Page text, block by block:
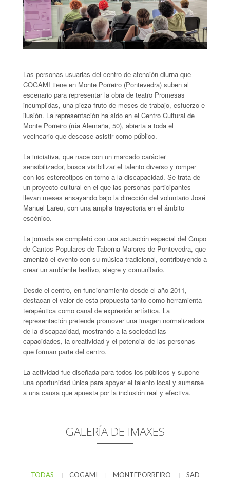
Las personas usuarias del centro de atención diurna que
COGAMI tiene en Monte Porreiro (Pontevedra) suben al
escenario para representar la obra de teatro Promesas
incumplidas, una pieza fruto de meses de trabajo, esfuerzo e
ilusión. La representación ha sido en el Centro Cultural de
Monte Porreiro (rúa Alemaña, 50), abierta a toda el
vecincario que desease asistir como público.
La iniciativa, que nace con un marcado carácter
sensibilizador, busca visibilizar el talento diverso y romper
con los estereotipos en torno a la discapacidad. Se trata de
un proyecto cultural en el que las personas participantes
llevan meses ensayando bajo la dirección del voluntario José
Manuel Lareu, con una amplia trayectoria en el ámbito
escénico.
La jornada se completó con una actuación especial del Grupo
de Cantos Populares de Taberna Maiores de Pontevedra, que
amenizó el evento con su música tradicional, contribuyendo a
crear un ambiente festivo, alegre y comunitario.
Desde el centro, en funcionamiento desde el año 2011,
destacan el valor de esta propuesta tanto como herramienta
terapéutica como canal de expresión artística. La
representación pretende promover una imagen normalizadora
de la discapacidad, mostrando a la sociedad las
capacidades, la creatividad y el potencial de las personas
que forman parte del centro.
La actividad fue diseñada para todos los públicos y supone
una oportunidad única para apoyar el talento local y sumarse
a una causa que apuesta por la inclusión real y efectiva.
GALERÍA DE IMAXES
TODAS | COGAMI | MONTEPORREIRO | SAD